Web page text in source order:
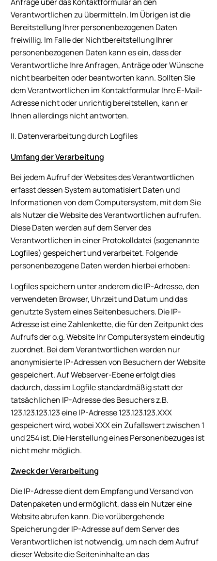
Verantwortlichen zu übermitteln. Im Übrigen ist die
Bereitstellung Ihrer personenbezogenen Daten
freiwillig. Im Falle der Nichtbereitstellung Ihrer
personenbezogenen Daten kann es ein, dass der
Verantwortliche Ihre Anfragen, Anträge oder Wünsche
nicht bearbeiten oder beantworten kann. Sollten Sie
dem Verantwortlichen im Kontaktformular Ihre E-Mail-
Adresse nicht oder unrichtig bereitstellen, kann er
Ihnen allerdings nicht antworten.
II. Datenverarbeitung durch Logfiles
Umfang der Verarbeitung
Bei jedem Aufruf der Websites des Verantwortlichen
erfasst dessen System automatisiert Daten und
Informationen von dem Computersystem, mit dem Sie
als Nutzer die Website des Verantwortlichen aufrufen.
Diese Daten werden auf dem Server des
Verantwortlichen in einer Protokolldatei (sogenannte
Logfiles) gespeichert und verarbeitet. Folgende
personenbezogene Daten werden hierbei erhoben:
Logfiles speichern unter anderem die IP-Adresse, den
verwendeten Browser, Uhrzeit und Datum und das
genutzte System eines Seitenbesuchers. Die IP-
Adresse ist eine Zahlenkette, die für den Zeitpunkt des
Aufrufs der o.g. Website Ihr Computersystem eindeutig
zuordnet. Bei dem Verantwortlichen werden nur
anonymisierte IP-Adressen von Besuchern der Website
gespeichert. Auf Webserver-Ebene erfolgt dies
dadurch, dass im Logfile standardmäßig statt der
tatsächlichen IP-Adresse des Besuchers z.B.
123.123.123.123 eine IP-Adresse 123.123.123.XXX
gespeichert wird, wobei XXX ein Zufallswert zwischen 1
und 254 ist. Die Herstellung eines Personenbezuges ist
nicht mehr möglich.
Zweck der Verarbeitung
Die IP-Adresse dient dem Empfang und Versand von
Datenpaketen und ermöglicht, dass ein Nutzer eine
Website abrufen kann. Die vorübergehende
Speicherung der IP-Adresse auf dem Server des
Verantwortlichen ist notwendig, um nach dem Aufruf
dieser Website die Seiteninhalte an das